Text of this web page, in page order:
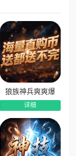
手。
神将，专属技能
取各类神将养成材
领取海量元宝、
体力药水、魔刀碎
狼族神兵爽爽爆
详细